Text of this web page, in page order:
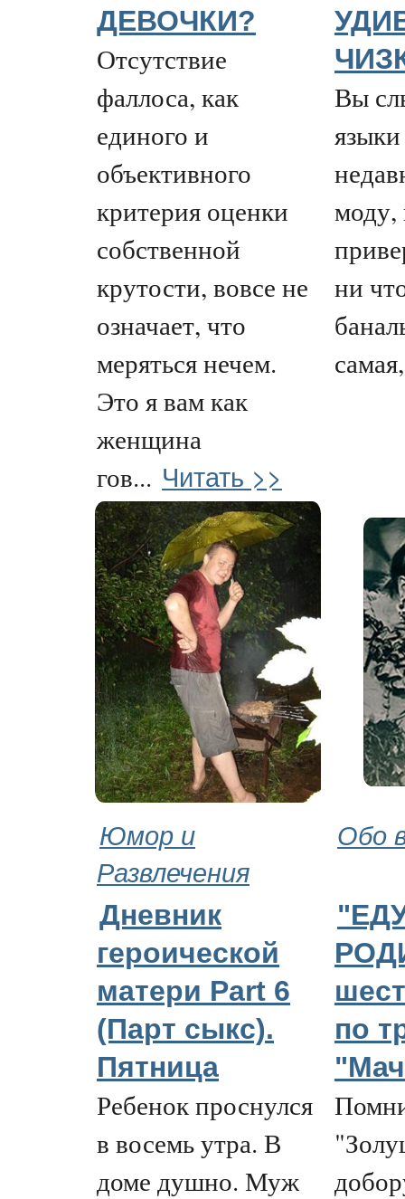
ДЕВОЧКИ?
Отсутствие
фаллоса, как
единого и
объективного
критерия оценки
собственной
крутости, вовсе не
означает, что
меряться нечем.
Это я вам как
женщина
гов... Читать >>
Вы
моду,
ни
Юмор и
Развлечения
Обо
Дневник
героической
матери Part 6
(Парт cыкс).
Пятница
Ребенок проснулся
в восемь утра. В
доме душно. Муж
по